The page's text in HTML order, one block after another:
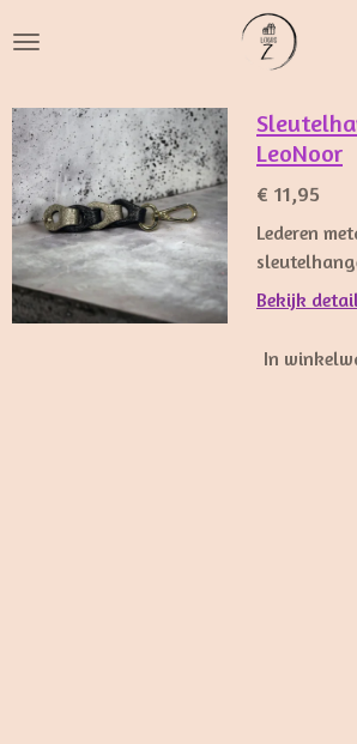
direct
de
hoofdinhoud
LeoNoor
€ 11,95
Lederen
Bekijk
In